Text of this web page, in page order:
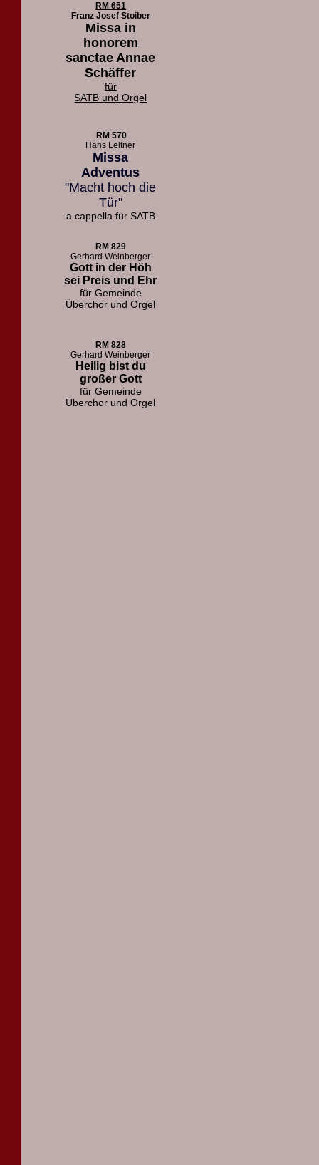
RM 651
Franz Josef Stoiber
Missa in
honorem
sanctae Annae
Schäffer
für
SATB und Orgel
RM 570
Hans Leitner
Missa
Adventus
"Macht hoch die
Tür"
a cappella für SATB
RM 829
Gerhard Weinberger
Gott in der Höh
sei Preis und Ehr
für Gemeinde
Überchor und Orgel
RM 828
Gerhard Weinberger
Heilig bist du
großer Gott
für Gemeinde
Überchor und Orgel